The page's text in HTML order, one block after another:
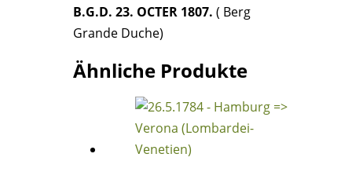
B.G.D. 23. OCTER 1807. ( Berg
Grande Duche)
Ähnliche Produkte